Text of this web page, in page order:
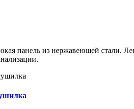
панель из нержавеющей стали.